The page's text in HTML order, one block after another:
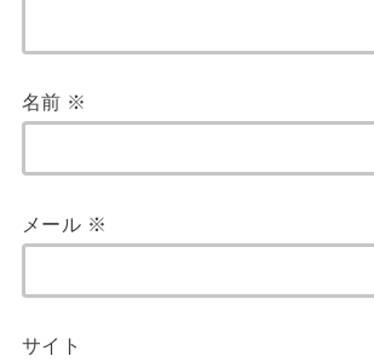
名前 ※
メール ※
サイト